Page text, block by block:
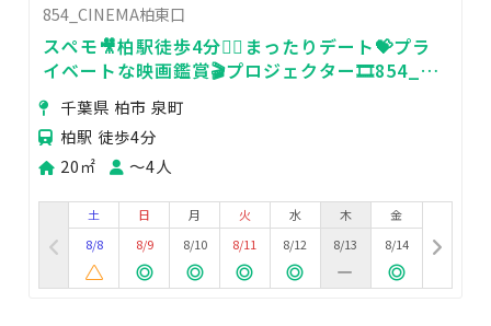
854_CINEMA柏東口
スペモ🎥柏駅徒歩4分🚶‍♀️まったりデート💝プラ
イベートな映画鑑賞🎬️プロジェクター🎞️854_
CINEMA柏東口
千葉県 柏市 泉町
柏駅 徒歩4分
20㎡
〜4人
土
8/8
日
8/9
月
8/10
火
8/11
水
8/12
木
8/13
金
8/14